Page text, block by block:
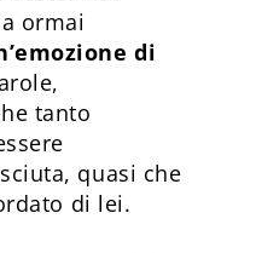
ormai
di
tanto
quasi che
di lei.